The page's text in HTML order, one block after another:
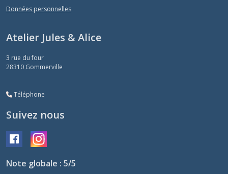
Données personnelles
Atelier Jules & Alice
3 rue du four
28310 Gommerville
Téléphone
Suivez nous
Note globale : 5/5